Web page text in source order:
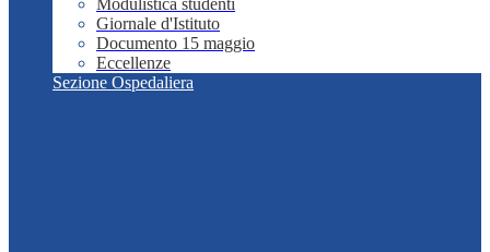
Modulistica studenti
Giornale d'Istituto
Documento 15 maggio
Eccellenze
Sezione Ospedaliera